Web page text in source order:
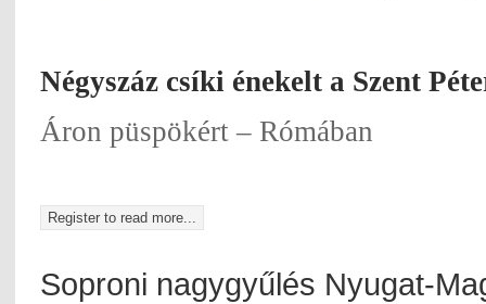
Négyszáz csíki énekelt a Szent
Áron püspökért – Rómában
Register to read more...
Soproni nagygyűlés Nyugat-